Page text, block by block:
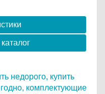
недорого, купить
комплектующие